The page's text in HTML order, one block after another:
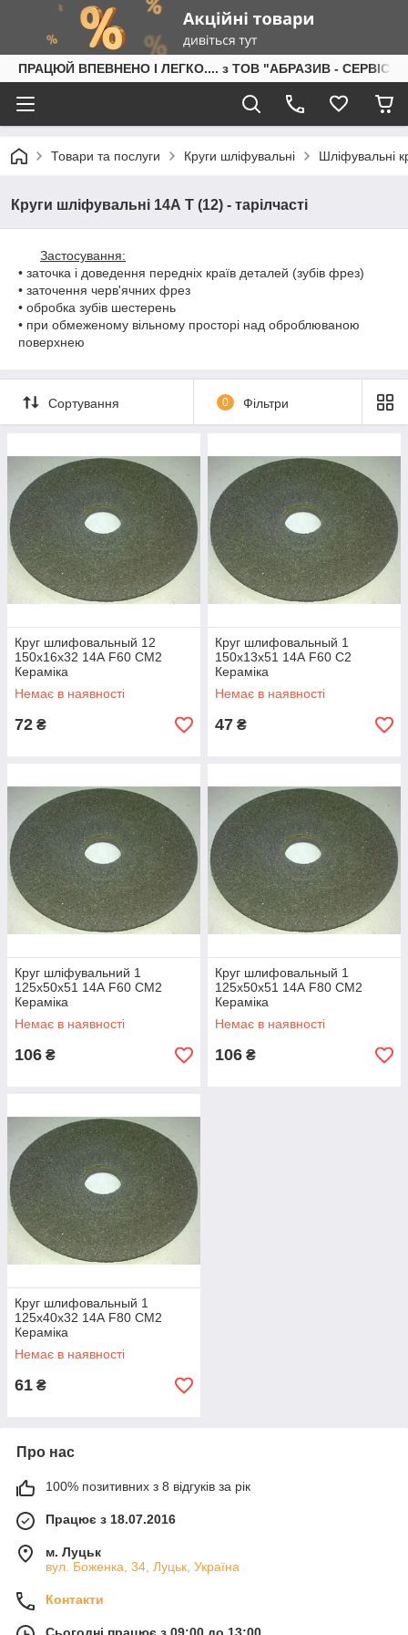
ПРАЦЮЙ ВПЕВНЕНО І ЛЕГКО.... з ТОВ "АБРАЗИВ - СЕРВІС"
Товари та послуги Круги шліфувальні Шліфувальні
Круги шліфувальні 14А Т (12) - тарілчасті
Застосування:
• заточка і доведення передніх країв деталей (зубів фрез)
• заточення черв'ячних фрез
• обробка зубів шестерень
• при обмеженому вільному просторі над оброблюваною
поверхнею
Сортування 0 Фільтри
Круг шлифовальный 12
150х16х32 14А F60 СМ2
Кераміка
Немає в наявності
72 ₴
Круг шлифовальный 1
150х13х51 14А F60 С2
Кераміка
Немає в наявності
47 ₴
Круг шліфувальний 1
125х50х51 14А F60 СМ2
Кераміка
Немає в наявності
106 ₴
Круг шлифовальный 1
125х50х51 14А F80 СМ2
Кераміка
Немає в наявності
106 ₴
Круг шлифовальный 1
125х40х32 14А F80 СМ2
Кераміка
Немає в наявності
61 ₴
Про нас
100% позитивних з 8 відгуків за рік
Працює з 18.07.2016
м. Луцьк
вул. Боженка, 34, Луцьк, Україна
Контакти